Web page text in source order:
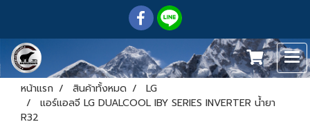
หน้าแรก สินค้าทั้งหมด
LG
แอร์แอลจี LG DUALCOOL IBY SERIES INVERTER น้ำยา
R32